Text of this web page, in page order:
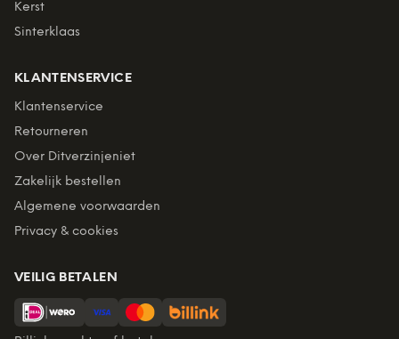
Kerst
Sinterklaas
KLANTENSERVICE
Klantenservice
Retourneren
Over Ditverzinjeniet
Zakelijk bestellen
Algemene voorwaarden
Privacy & cookies
VEILIG BETALEN